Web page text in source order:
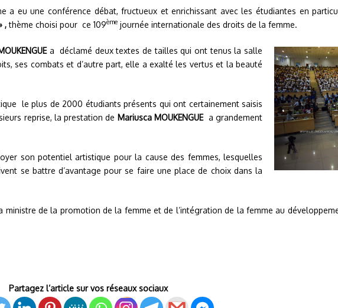
a eu une conférence débat, fructueux et enrichissant avec les étudiantes en
,thème choisi pour ce 109ème journée internationale des droits de la femme.
a déclamé deux textes de tailles qui ont tenus la salle
ses combats et d’autre part, elle a exalté les vertus et la beauté
le plus de 2000 étudiants présents qui ont certainement saisis
reprise, la prestation de Mariusca MOUKENGUEa grandement
son potentiel artistique pour la cause des femmes, lesquelles
se battre d’avantage pour se faire une place de choix dans la
de la promotion de la femme et de l’intégration de la femme au
Partagez l’article sur vos réseaux sociaux